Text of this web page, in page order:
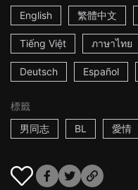
English
繁體中文
Tiếng Việt ภาษาไทย
Deutsch Español
標籤
男同志
BL 愛情